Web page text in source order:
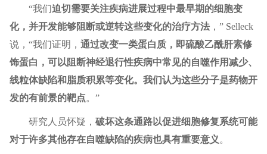
“我们迫切需要关注疾病进展过程中最早期的细胞变
化，并开发能够阻断或逆转这些变化的治疗方法，” Selleck
说，“我们证明， 通过改变一类蛋白质，即硫酸乙酰肝素修
饰蛋白，可以阻断神经退行性疾病中常见的自噬作用减少、
线粒体缺陷和脂质积累等变化。我们认为这些分子是药物开
发的有前景的靶点。”
研究人员怀疑， 破坏这条通路以促进细胞修复系统可能
对于许多其他存在自噬缺陷的疾病也具有重要意义 。